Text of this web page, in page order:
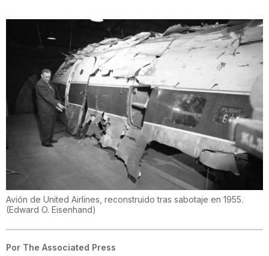
Avión de United Airlines, reconstruido tras sabotaje en 1955.
(Edward O. Eisenhand)
Por The Associated Press